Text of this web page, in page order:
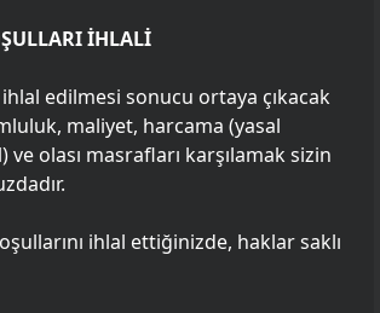
İHLALİ
edilmesi sonucu ortaya çıkacak
maliyet, harcama (yasal
olası masrafları karşılamak sizin
ihlal ettiğinizde, haklar saklı